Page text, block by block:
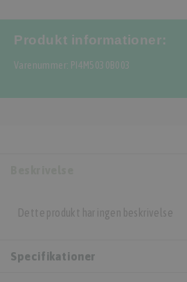
Produkt informationer:
Varenummer: PI4M5030B003
Dette produkt har ingen beskrivelse
Specifikationer